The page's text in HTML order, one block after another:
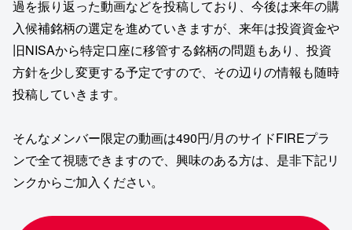
過を振り返った動画などを投稿しており、今後は来年の購
入候補銘柄の選定を進めていきますが、来年は投資資金や
旧NISAから特定口座に移管する銘柄の問題もあり、投資
方針を少し変更する予定ですので、その辺りの情報も随時
投稿していきます。
そんなメンバー限定の動画は490円/月のサイドFIREプラ
ンで全て視聴できますので、興味のある方は、是非下記リ
ンクからご加入ください。